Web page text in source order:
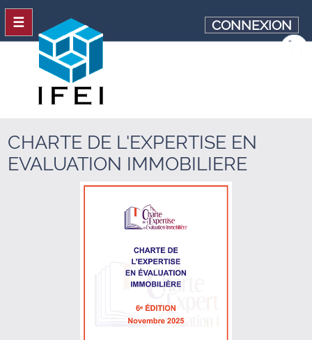
CHARTE DE L'EXPERTISE EN
EVALUATION IMMOBILIERE
CONNEXION
☰